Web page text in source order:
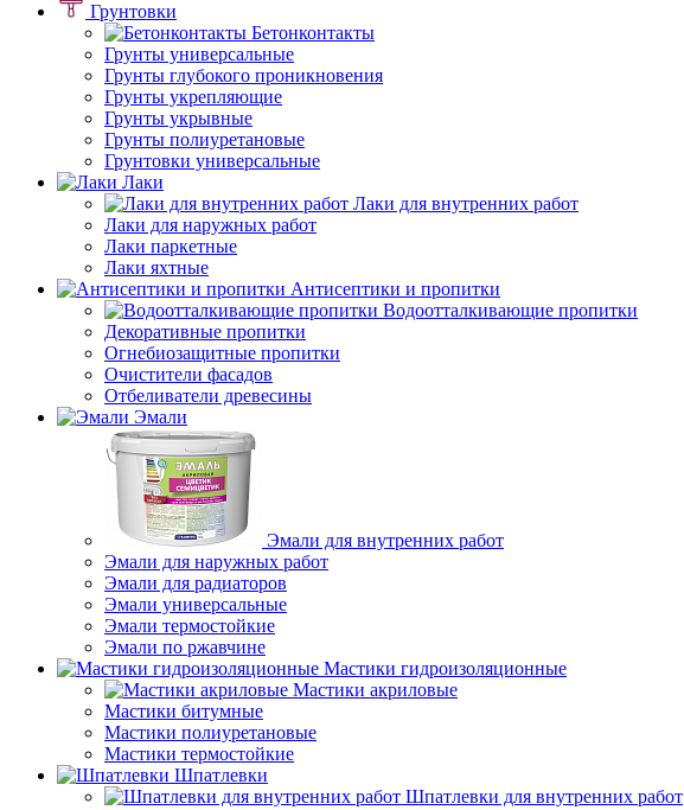
Грунтовки
Бетонконтакты
Грунты универсальные
Грунты глубокого проникновения
Грунты укрепляющие
Грунты укрывные
Грунты полиуретановые
Грунтовки универсальные
Лаки
Лаки для внутренних работ
Лаки для наружных работ
Лаки паркетные
Лаки яхтные
Антисептики и пропитки
Водоотталкивающие пропитки
Декоративные пропитки
Огнебиозащитные пропитки
Очистители фасадов
Отбеливатели древесины
Эмали
Эмали для внутренних работ
Эмали для наружных работ
Эмали для радиаторов
Эмали универсальные
Эмали термостойкие
Эмали по ржавчине
Мастики гидроизоляционные
Мастики акриловые
Мастики битумные
Мастики полиуретановые
Мастики термостойкие
Шпатлевки
Шпатлевки для внутренних работ